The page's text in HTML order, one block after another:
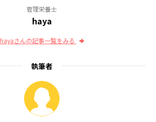
管理栄養士
haya
hayaさんの記事一覧をみる
執筆者